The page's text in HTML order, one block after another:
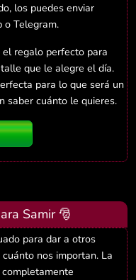
los puedes enviar
Telegram.
regalo perfecto para
que le alegre el día.
para lo que será un
saber cuánto le quieres.
Samir 🎅
para dar a otros
nos importan. La